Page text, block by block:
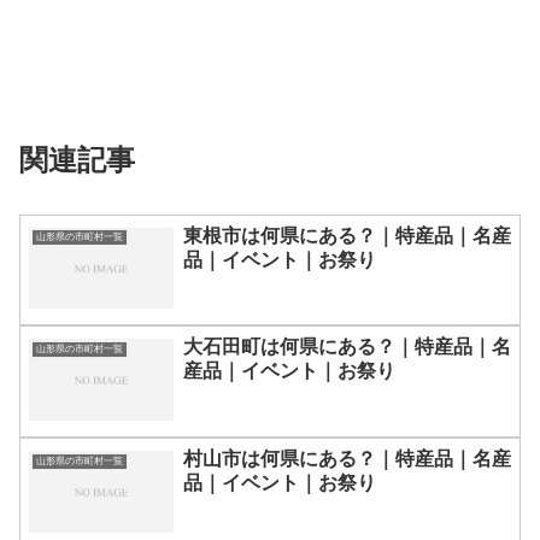
関連記事
山形県の市町村一覧
東根市は何県にある？｜特産品｜名産
品｜イベント｜お祭り
山形県の市町村一覧
大石田町は何県にある？｜特産品｜名
産品｜イベント｜お祭り
山形県の市町村一覧
村山市は何県にある？｜特産品｜名産
品｜イベント｜お祭り